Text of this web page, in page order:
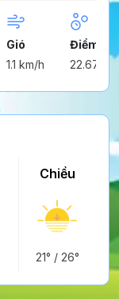
Gió
1.1 km/h
Điểm
22.67°
Chiều
21° / 26°